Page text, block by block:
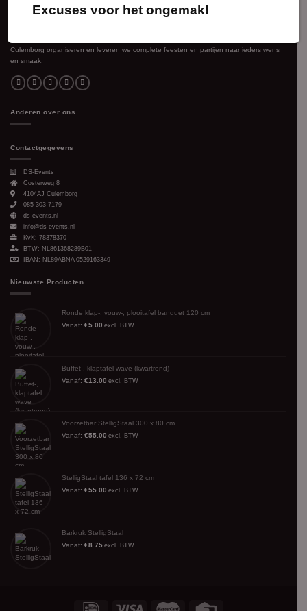
Culemborg organiseren en leveren we complete feesten en partijen naar ieders wens
en smaak.
Anderen over ons
Contactgegevens
DS-Events
Costerweg 8
4104AJ Culemborg
085 303 7179
ds-events.nl
info@ds-events.nl
KvK: 78378370
BTW: NL861368289B01
IBAN: NL89ABNA 0529163349
Nieuwste Producten
Ronde klap-, vouw-, plooitafel banquet 120 cm
Vanaf: €5.00 excl. BTW
Buffet-, klaptafel wave (kwartrond)
Vanaf: €13.00 excl. BTW
Voorzetbar StelligStaal 300 x 80 cm
Vanaf: €55.00 excl. BTW
StelligStaal tafel 136 x 72 cm
Vanaf: €55.00 excl. BTW
Barkruk StelligStaal
Vanaf: €8.75 excl. BTW
Excuses voor het ongemak!